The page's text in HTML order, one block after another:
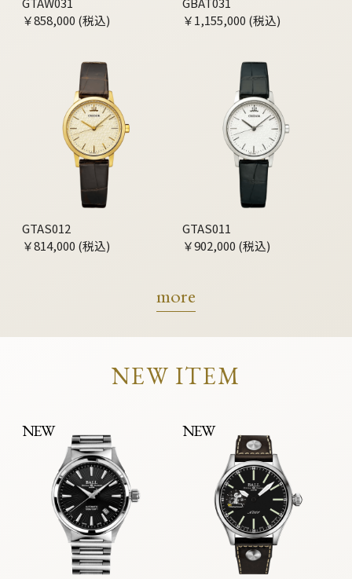
￥858,000 (税込)
￥1,155,000 (税込)
GTAS012
￥814,000 (税込)
GTAS011
￥902,000 (税込)
more
NEW ITEM
NEW NEW